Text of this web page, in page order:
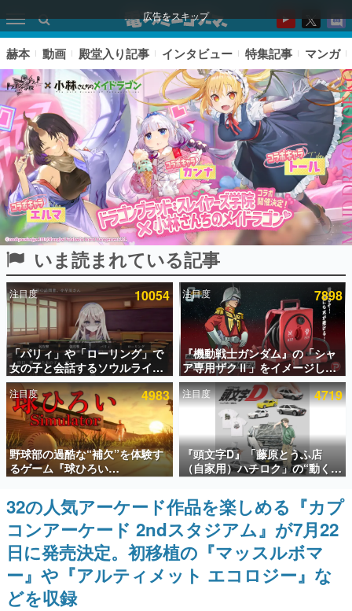
広告をスキップ
ピックアップ
電ファミのいま読まれている記事ランキング
アプリセール情報
インタビュー
連載・特集一覧
殿堂入り記事
SNS拡散数が数千以上！ ページビュー数万以上！ などな
ど。多くの人々に読まれた、電ファミ渾身の“殿堂入り”記
事をまとめました。
ゲームの企画書
名作ゲームクリエイターの方々に製作時のエピソードをお
聞きし、ヒットする企画（ゲーム）とは何か？を探ってい
きます。
赫本
この物語を解いてはいけない。『赫本』は、〈試験問題〉
赫本 動画 殿堂入り記事 インタビュー 特集記事 マンガ
いま読まれている記事
注目度 10054
「パリィ」や「ローリング」で
女の子と会話するソウルライク
恋愛ゲーム『小早川さんはソウ
ルライク』無料公開。返事に失
敗すると「YOU DIED」
注目度 7898
『機動戦士ガンダム』の「シャ
ア専用ザクⅡ」をイメージした
散水ホースリールが予約開始。
本体にはシャアのパーソナルマ
ークやジオン公国軍のエンブレ
ム、型式番号などを配置
注目度 4983
野球部の過酷な“補欠”を体験す
るゲーム『球ひろい
Simulator』が「1件」のウィッ
シュリストをもとにチェコ語に
対応しSNSで話題に。『キング
ダム・カム』開発元やチェコの
プロ野球選手から称賛の声
注目度 4719
『頭文字D』「藤原とうふ店
（自家用）ハチロク」の“動くテ
ィッシュケース”が買えるポップ
アップショップが開催へ。マン
ガの舞台である群馬の「イオン
モール高崎」にて、8月11日か
ら8月20日までの期間限定で開
催予定
32の人気アーケード作品を楽しめる『カプ
コンアーケード 2ndスタジアム』が7月22
日に発売決定。初移植の『マッスルボマ
ー』や『アルティメット エコロジー』な
どを収録